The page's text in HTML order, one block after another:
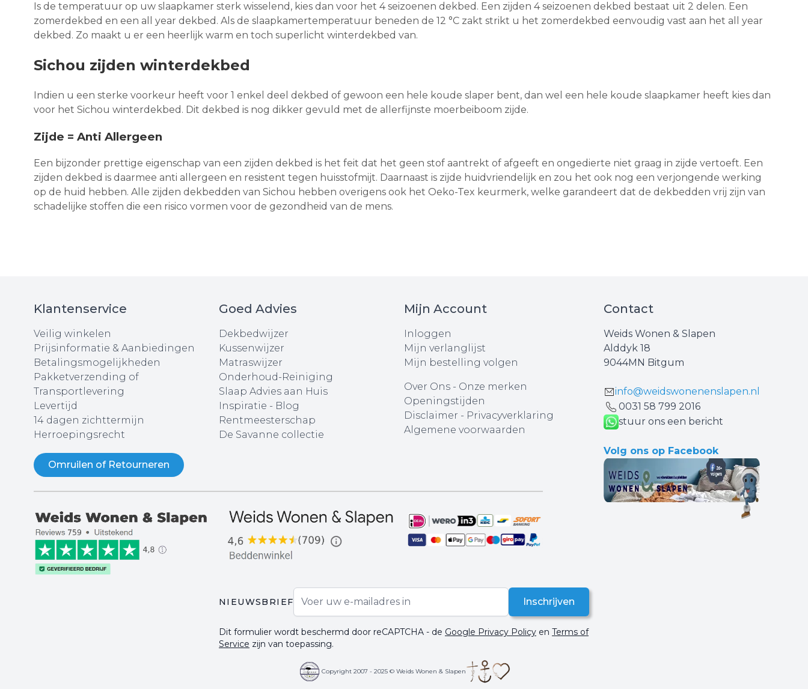
Is de temperatuur op uw slaapkamer sterk wisselend, kies dan voor het 4 seizoenen dekbed. Een zijden 4 seizoenen dekbed bestaat uit 2 delen. Een
zomerdekbed en een all year dekbed. Als de slaapkamertemperatuur beneden de 12 °C zakt strikt u het zomerdekbed eenvoudig vast aan het all year
dekbed. Zo maakt u er een heerlijk warm en toch superlicht winterdekbed van.
Sichou zijden winterdekbed
Indien u een sterke voorkeur heeft voor 1 enkel deel dekbed of gewoon een hele koude slaper bent, dan wel een hele koude slaapkamer heeft kies dan
voor het Sichou winterdekbed. Dit dekbed is nog dikker gevuld met de allerfijnste moerbeiboom zijde.
Zijde = Anti Allergeen
Een bijzonder prettige eigenschap van een zijden dekbed is het feit dat het geen stof aantrekt of afgeeft en ongedierte niet graag in zijde vertoeft. Een
zijden dekbed is daarmee anti allergeen en resistent tegen huisstofmijt. Daarnaast is zijde huidvriendelijk en zou het ook nog een verjongende werking
op de huid hebben. Alle zijden dekbedden van Sichou hebben overigens ook het Oeko-Tex keurmerk, welke garandeert dat de dekbedden vrij zijn van
schadelijke stoffen die een risico vormen voor de gezondheid van de mens.
Klantenservice
Veilig winkelen
Prijsinformatie & Aanbiedingen
Betalingsmogelijkheden
Pakketverzending of
Transportlevering
Levertijd
14 dagen zichttermijn
Herroepingsrecht
Omruilen of Retourneren
Goed Advies
Dekbedwijzer
Kussenwijzer
Matraswijzer
Onderhoud-Reiniging
Slaap Advies aan Huis
Inspiratie - Blog
Rentmeesterschap
De Savanne collectie
Mijn Account
Inloggen
Mijn verlanglijst
Mijn bestelling volgen
Over Ons- Onze merken
Openingstijden
Disclaimer - Privacyverklaring
Algemene voorwaarden
Contact
Weids Wonen & Slapen
Alddyk 18
9044MN Bitgum
info@weidswonenenslapen.nl
0031 ‪58 799 2016‬
stuur ons een bericht
Volg ons op Facebook
NIEUWSBRIEF
E-mail adres
Inschrijven
Dit formulier wordt beschermd door reCAPTCHA - de Google Privacy Policy en Terms of
Service zijn van toepassing.
Copyright 2007 - 2025 © Weids Wonen & Slapen